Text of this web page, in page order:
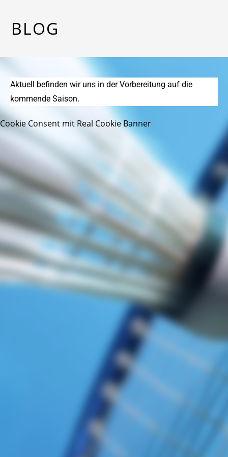
BLOG
Aktuell befinden wir uns in der Vorbereitung auf die
kommende Saison.
Cookie Consent mit Real Cookie Banner